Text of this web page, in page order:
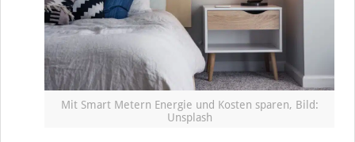
Mit Smart Metern Energie und Kosten sparen, Bild:
Unsplash